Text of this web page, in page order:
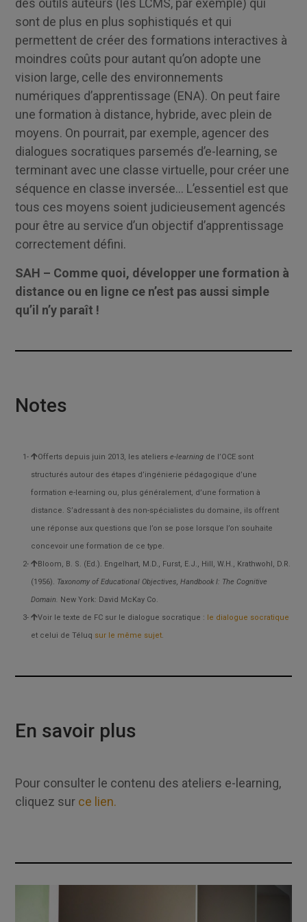
des outils auteurs (les LCMS, par exemple) qui
sont de plus en plus sophistiqués et qui
permettent de créer des formations interactives à
moindres coûts pour autant qu’on adopte une
vision large, celle des environnements
numériques d’apprentissage (ENA). On peut faire
une formation à distance, hybride, avec plein de
moyens. On pourrait, par exemple, agencer des
dialogues socratiques parsemés d’e-learning, se
terminant avec une classe virtuelle, pour créer une
séquence en classe inversée… L’essentiel est que
tous ces moyens soient judicieusement agencés
pour être au service d’un objectif d’apprentissage
correctement défini.
SAH – Comme quoi, développer une formation à
distance ou en ligne ce n’est pas aussi simple
qu’il n’y paraît !
Notes
Offerts depuis juin 2013, les atelierse-learning de l’OCE sont
structurés autour des étapes d’ingénierie pédagogique d’une
formation e-learning ou, plus généralement, d’une formation à
distance. S’adressant à des non-spécialistes du domaine, ils offrent
une réponse aux questions que l’on se pose lorsque l’on souhaite
concevoir une formation de ce type.
Bloom, B. S. (Ed.). Engelhart, M.D., Furst, E.J., Hill, W.H., Krathwohl, D.R.
(1956). Taxonomy of Educational Objectives, Handbook I: The Cognitive
Domain. New York: David McKay Co.
Voir le texte de FC sur le dialogue socratique : le dialogue socratique
et celui de Téluq sur le même sujet.
En savoir plus
Pour consulter le contenu des ateliers e-learning,
cliquez sur ce lien.